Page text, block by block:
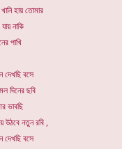
হায় তোমার
নাকি
পাখি
দেখছি বসে
দিনের ছবি
ভাবছি
উঠবে নতুন রবি ,
দেখছি বসে